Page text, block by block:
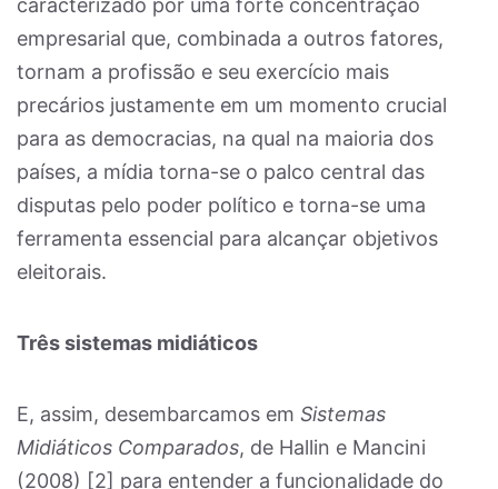
caracterizado por uma forte concentração
empresarial que, combinada a outros fatores,
tornam a profissão e seu exercício mais
precários justamente em um momento crucial
para as democracias, na qual na maioria dos
países, a mídia torna-se o palco central das
disputas pelo poder político e torna-se uma
ferramenta essencial para alcançar objetivos
eleitorais.
Três sistemas midiáticos
E, assim, desembarcamos em Sistemas
Midiáticos Comparados, de Hallin e Mancini
(2008) [2] para entender a funcionalidade do